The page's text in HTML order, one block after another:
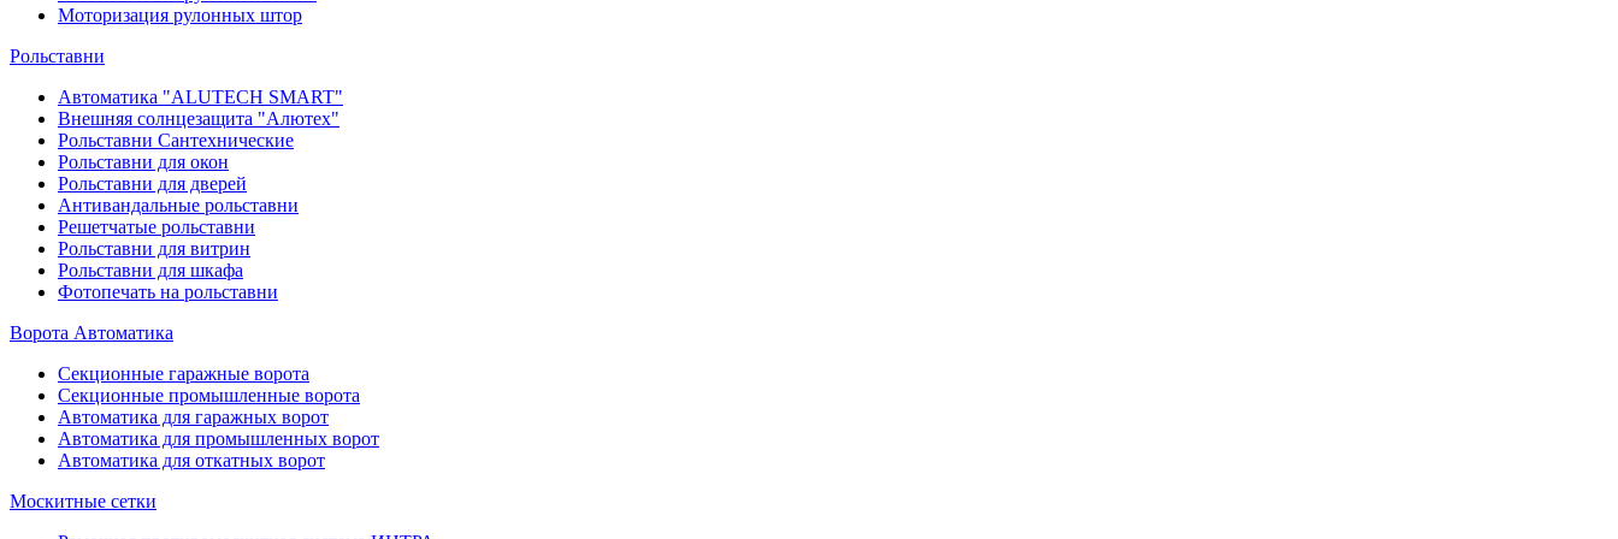
Моторизация рулонных штор
Рольставни
Автоматика "ALUTECH SMART"
Внешняя солнцезащита "Алютех"
Рольставни Сантехнические
Рольставни для окон
Рольставни для дверей
Антивандальные рольставни
Решетчатые рольставни
Рольставни для витрин
Рольставни для шкафа
Фотопечать на рольставни
Ворота Автоматика
Секционные гаражные ворота
Секционные промышленные ворота
Автоматика для гаражных ворот
Автоматика для промышленных ворот
Автоматика для откатных ворот
Москитные сетки